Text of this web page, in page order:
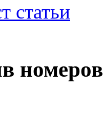
статьи
номеров